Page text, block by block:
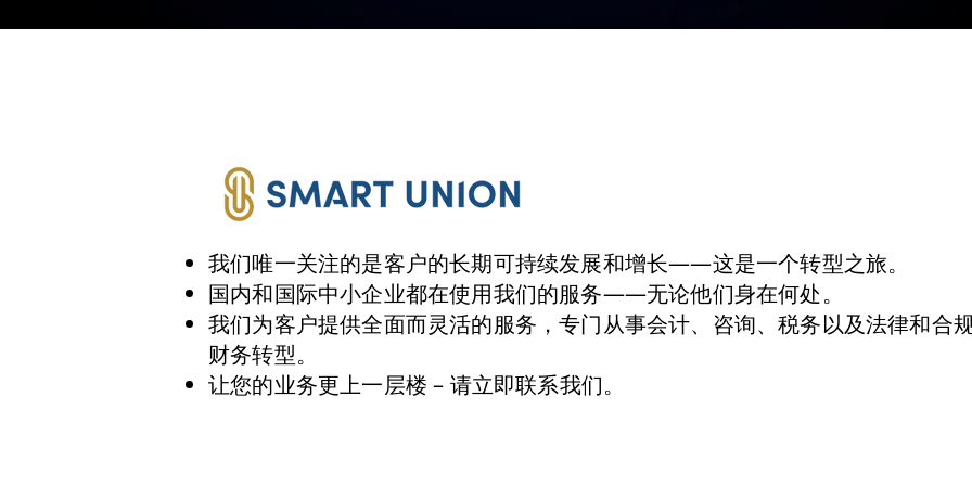
我们唯一关注的是客户的长期可持续发展和增长——这是一个转型之旅。
国内和国际中小企业都在使用我们的服务——无论他们身在何处。
我们为客户提供全面而灵活的服务，专门从事会计、咨询、税务以及法律和合
财务转型。
让您的业务更上一层楼 – 请立即联系我们。